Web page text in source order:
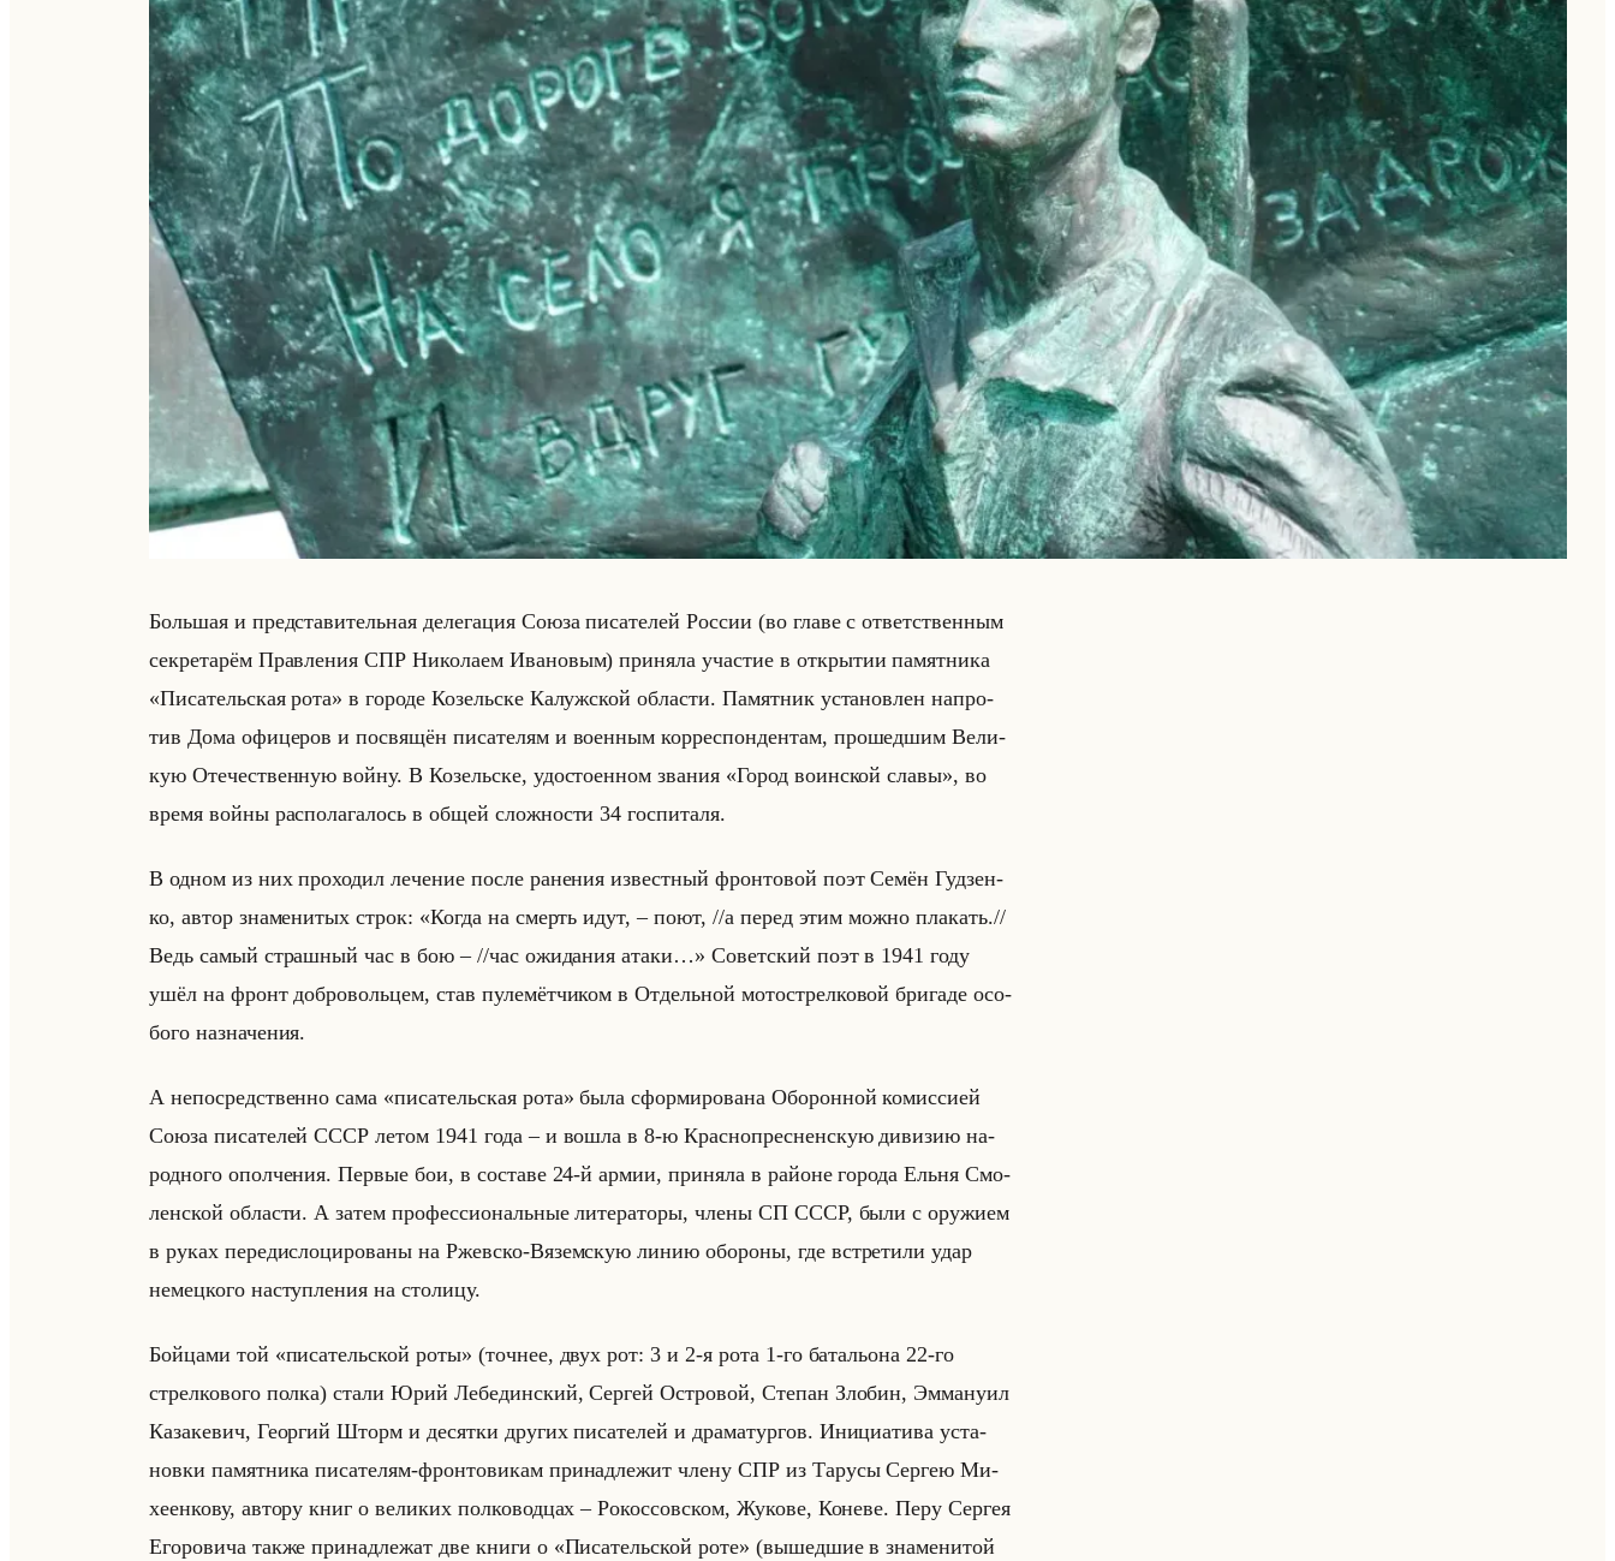
Большая и пред­ста­ви­тельная де­ле­га­ция Союза пи­са­те­лей Рос­сии (во главе с от­вет­ствен­ным
сек­ре­та­рём Прав­ле­ния СПР Ни­ко­ла­ем Ива­но­вым) при­ня­ла уча­стие в от­кры­тии па­мят­ни­ка
«Писательская рота» в го­ро­де Ко­зельске Ка­луж­ской об­ла­сти. Па­мят­ник уста­нов­лен на­про­
тив Дома офи­це­ров и по­свя­щён пи­са­те­лям и во­ен­ным кор­ре­спон­ден­там, про­шед­шим Ве­ли­
кую Оте­че­ствен­ную войну. В Ко­зельске, удо­сто­ен­ном зва­ния «Город воинской славы», во
время войны рас­по­ла­га­лось в общей слож­но­сти 34 гос­пи­та­ля.
В одном из них про­хо­дил ле­че­ние после ра­не­ния из­вест­ный фрон­то­вой поэт Семён Гуд­зен­
ко, автор зна­ме­ни­тых строк: «Когда на смерть идут, – поют, //а перед этим можно плакать.//
Ведь самый страшный час в бою – //час ожидания атаки…» Со­вет­ский поэт в 1941 году
ушёл на фронт доб­ро­вольцем, став пу­ле­мёт­чи­ком в От­дельной мо­то­стрел­ко­вой бри­га­де осо­
бо­го на­зна­че­ния.
А непо­сред­ствен­но сама «писательская рота» была сфор­ми­ро­ва­на Обо­рон­ной ко­мис­си­ей
Союза пи­са­те­лей СССР летом 1941 года – и вошла в 8-ю Крас­но­прес­нен­скую ди­ви­зию на­
род­но­го опол­че­ния. Пер­вые бои, в со­ста­ве 24-й армии, при­ня­ла в районе го­ро­да Ельня Смо­
лен­ской об­ла­сти. А затем про­фес­си­ональные ли­те­ра­то­ры, члены СП СССР, были с ору­жи­ем
в руках пе­ре­дис­ло­ци­ро­ва­ны на Ржев­ско-Вя­зем­скую линию обо­ро­ны, где встре­ти­ли удар
немец­ко­го на­ступ­ле­ния на сто­ли­цу.
Бойца­ми той «писательской роты» (точ­нее, двух рот: 3 и 2-я рота 1-го ба­та­льо­на 22-го
стрел­ко­во­го полка) стали Юрий Ле­бе­дин­ский, Сер­гей Ост­ро­вой, Сте­пан Зло­бин, Эм­ма­ну­ил
Ка­за­ке­вич, Ге­ор­гий Шторм и де­сят­ки дру­гих пи­са­те­лей и дра­ма­тур­гов. Ини­ци­ати­ва уста­
нов­ки па­мят­ни­ка пи­са­те­лям-фрон­то­ви­кам при­над­ле­жит члену СПР из Та­ру­сы Сер­гею Ми­
хе­ен­ко­ву, ав­то­ру книг о ве­ли­ких пол­ко­вод­цах – Ро­кос­сов­ском, Жу­ко­ве, Ко­не­ве. Перу Сер­гея
Его­ро­ви­ча также при­над­ле­жат две книги о «Писательской роте» (вы­шед­шие в зна­ме­ни­той